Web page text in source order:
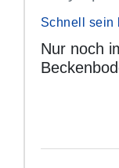
Schnell sein
Nur noch